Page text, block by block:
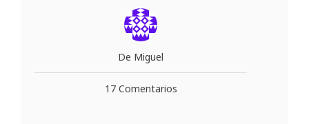
De Miguel
17 Comentarios